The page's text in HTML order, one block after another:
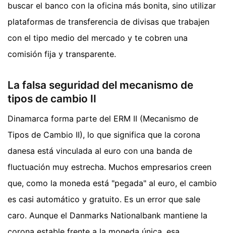
buscar el banco con la oficina más bonita, sino utilizar
plataformas de transferencia de divisas que trabajen
con el tipo medio del mercado y te cobren una
comisión fija y transparente.
La falsa seguridad del mecanismo de
tipos de cambio II
Dinamarca forma parte del ERM II (Mecanismo de
Tipos de Cambio II), lo que significa que la corona
danesa está vinculada al euro con una banda de
fluctuación muy estrecha. Muchos empresarios creen
que, como la moneda está "pegada" al euro, el cambio
es casi automático y gratuito. Es un error que sale
caro. Aunque el Danmarks Nationalbank mantiene la